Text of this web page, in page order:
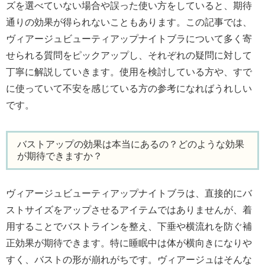
ズを選べていない場合や誤った使い方をしていると、期待
通りの効果が得られないこともあります。この記事では、
ヴィアージュビューティアップナイトブラについて多く寄
せられる質問をピックアップし、それぞれの疑問に対して
丁寧に解説していきます。使用を検討している方や、すで
に使っていて不安を感じている方の参考になればうれしい
です。
バストアップの効果は本当にあるの？どのような効果
が期待できますか？
ヴィアージュビューティアップナイトブラは、直接的にバ
ストサイズをアップさせるアイテムではありませんが、着
用することでバストラインを整え、下垂や横流れを防ぐ補
正効果が期待できます。特に睡眠中は体が横向きになりや
すく、バストの形が崩れがちです。ヴィアージュはそんな